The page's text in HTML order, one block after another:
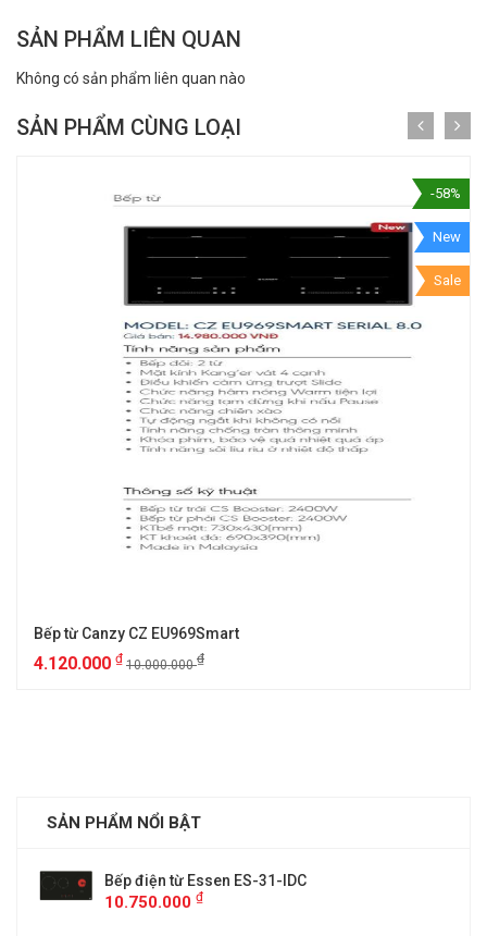
SẢN PHẨM LIÊN QUAN
Không có sản phẩm liên quan nào
SẢN PHẨM CÙNG LOẠI
-58%
New
Sale
Bếp từ Canzy CZ EU969Smart
4.120.000 ₫ 10.000.000₫
SẢN PHẨM NỔI BẬT
Bếp điện từ Essen ES-31-IDC
10.750.000 ₫